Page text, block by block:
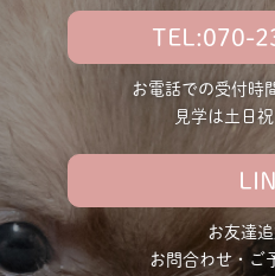
TEL:070-
お電話での受付時
見学は土日
お友達追
お問合わせ・ご